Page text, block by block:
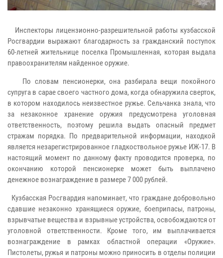
Инспекторы лицензионно-разрешительной работы кузбасской
Росгвардии выражают благодарность за гражданский поступок
60-летней жительнице поселка Промышленная, которая выдала
правоохранителям найденное оружие.
По словам пенсионерки, она разбирала вещи покойного
супруга в сарае своего частного дома, когда обнаружила сверток,
в котором находилось неизвестное ружье. Сельчанка знала, что
за незаконное хранение оружия предусмотрена уголовная
ответственность, поэтому решила выдать опасный предмет
стражам порядка. По предварительной информации, находкой
является незарегистрированное гладкоствольное ружье ИЖ-17. В
настоящий момент по данному факту проводится проверка, по
окончанию которой пенсионерке может быть выплачено
денежное вознаграждение в размере 7 000 рублей.
Кузбасская Росгвардия напоминает, что граждане добровольно
сдавшие незаконно хранящиеся оружие, боеприпасы, патроны,
взрывчатые вещества и взрывные устройства, освобождаются от
уголовной ответственности. Кроме того, им выплачивается
вознаграждение в рамках областной операции «Оружие».
Пистолеты, ружья и патроны можно приносить в отделы полиции